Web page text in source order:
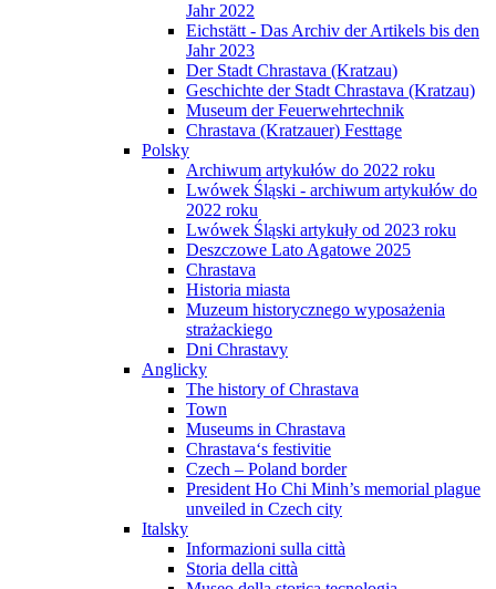
Jahr 2022
Eichstätt - Das Archiv der Artikels bis den
Jahr 2023
Der Stadt Chrastava (Kratzau)
Geschichte der Stadt Chrastava (Kratzau)
Museum der Feuerwehrtechnik
Chrastava (Kratzauer) Festtage
Polsky
Archiwum artykułów do 2022 roku
Lwówek Śląski - archiwum artykułów do
2022 roku
Lwówek Śląski artykuły od 2023 roku
Deszczowe Lato Agatowe 2025
Chrastava
Historia miasta
Muzeum historycznego wyposażenia
strażackiego
Dni Chrastavy
Anglicky
The history of Chrastava
Town
Museums in Chrastava
Chrastava‘s festivitie
Czech – Poland border
President Ho Chi Minh’s memorial plague
unveiled in Czech city
Italsky
Informazioni sulla città
Storia della città